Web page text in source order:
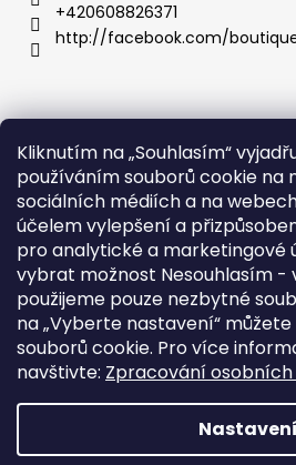
Kliknutím na „Souhlasím“
používáním souborů cookie na
sociálních médiích a na
účelem vylepšení a
pro analytické a marketingové
vybrat možnost Nesouhlasím -
použijeme pouze nezbytné
na „Vyberte nastavení“
souborů cookie. Pro více
navštivte: Zpracování osobních
Nastavení
v
k
v
ý
p
i
s
u
+420608826371
http://facebook.com/
.
Tabulka velikostí
Obchodní podmínky
Podmínky ochrany osobních údajů
WEB DESIGN: holky z Time2grow.cz
Facebook